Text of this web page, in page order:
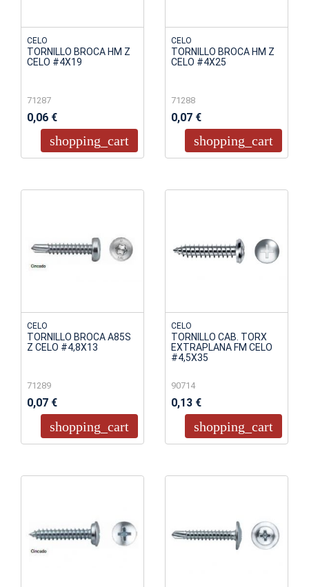
CELO
TORNILLO BROCA HM Z
CELO #4X19
71287
0,06 €
shopping_cart
CELO
TORNILLO BROCA HM Z
CELO #4X25
71288
0,07 €
shopping_cart
CELO
TORNILLO BROCA A85S
Z CELO #4,8X13
71289
0,07 €
shopping_cart
CELO
TORNILLO CAB. TORX
EXTRAPLANA FM CELO
#4,5X35
90714
0,13 €
shopping_cart